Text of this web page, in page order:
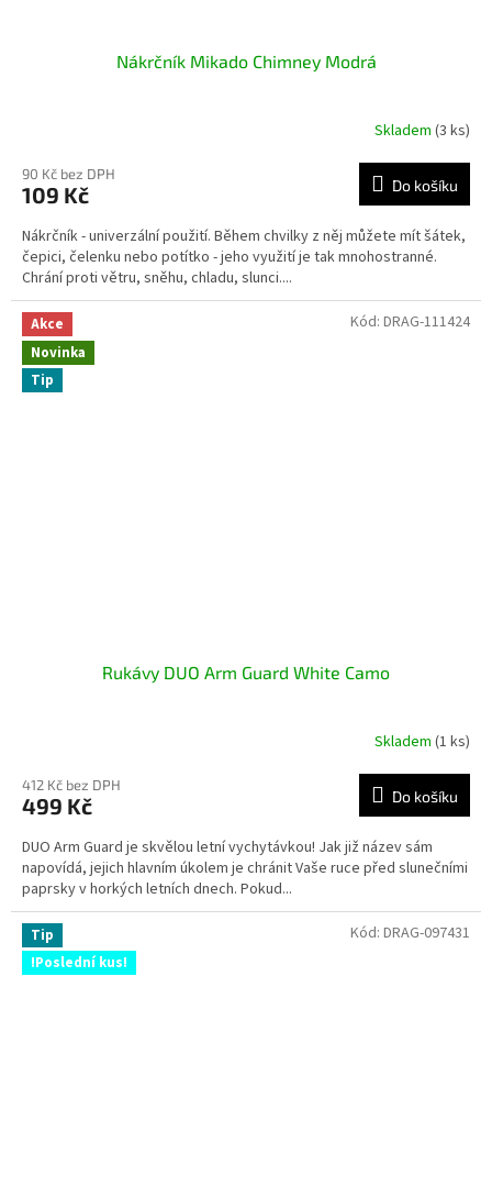
Nákrčník Mikado Chimney Modrá
Skladem (3 ks)
90 Kč bez DPH
109 Kč Do košíku
Nákrčník - univerzální použití. Během chvilky z něj můžete mít šátek,
čepici, čelenku nebo potítko - jeho využití je tak mnohostranné.
Chrání proti větru, sněhu, chladu, slunci....
Akce
Novinka
Tip
Rukávy DUO Arm Guard White Camo
Skladem (1 ks)
412 Kč bez DPH
499 Kč Do košíku
DUO Arm Guard je skvělou letní vychytávkou! Jak již název sám
napovídá, jejich hlavním úkolem je chránit Vaše ruce před slunečními
paprsky v horkých letních dnech. Pokud...
Kód: DRAG-111424
Tip
!Poslední kus!
Kód: DRAG-097431